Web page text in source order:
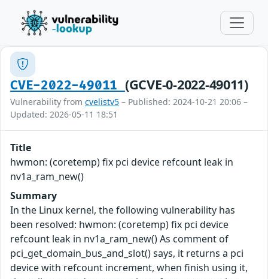
CVE-2022-49011 (GCVE-0-2022-49011)
Vulnerability from cvelistv5 – Published: 2024-10-21 20:06 –
Updated: 2026-05-11 18:51
Title
hwmon: (coretemp) fix pci device refcount leak in
nv1a_ram_new()
Summary
In the Linux kernel, the following vulnerability has
been resolved: hwmon: (coretemp) fix pci device
refcount leak in nv1a_ram_new() As comment of
pci_get_domain_bus_and_slot() says, it returns a pci
device with refcount increment, when finish using it,